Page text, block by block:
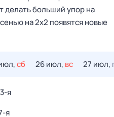
делать больший упор на
на 2х2 появятся новые
сб 26 июл, вс 27 июл,
я
я